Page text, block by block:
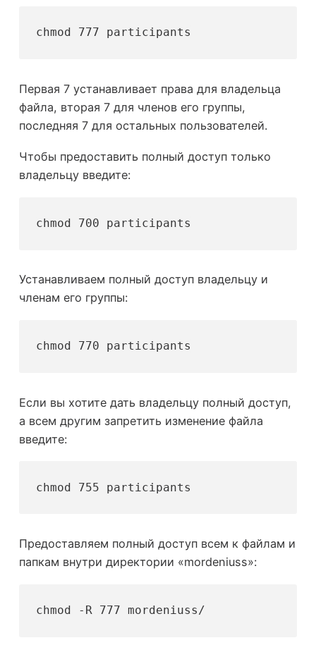
chmod 777 participants
Первая 7 устанавливает права для владельца
файла, вторая 7 для членов его группы,
последняя 7 для остальных пользователей.
Чтобы предоставить полный доступ только
владельцу введите:
chmod 700 participants
Устанавливаем полный доступ владельцу и
членам его группы:
chmod 770 participants
Если вы хотите дать владельцу полный доступ,
а всем другим запретить изменение файла
введите:
chmod 755 participants
Предоставляем полный доступ всем к файлам и
папкам внутри директории «mordeniuss»:
chmod -R 777 mordeniuss/